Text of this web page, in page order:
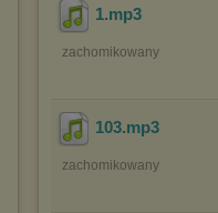
1.mp3
zachomikowany
103.mp3
zachomikowany